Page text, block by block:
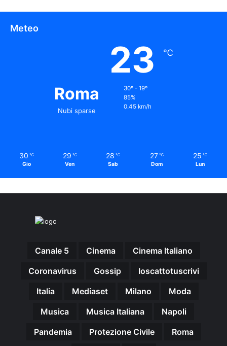
Meteo
Roma
Nubi sparse
23 ℃
30º - 19º
85%
0.45 km/h
30 ℃
Gio
29 ℃
Ven
28 ℃
Sab
27 ℃
Dom
25 ℃
Lun
Canale 5 Cinema
Cinema Italiano
Coronavirus
Gossip
Ioscattotuscrivi
Italia
Mediaset Milano
Moda
Musica
Musica Italiana
Napoli
Pandemia
Protezione Civile
Roma